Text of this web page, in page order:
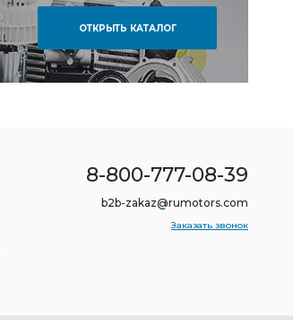
ОТКРЫТЬ КАТАЛОГ
8-800-777-08-39
b2b-zakaz@rumotors.com
Заказать звонок